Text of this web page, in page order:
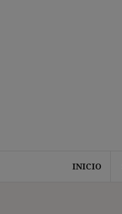
INICIO